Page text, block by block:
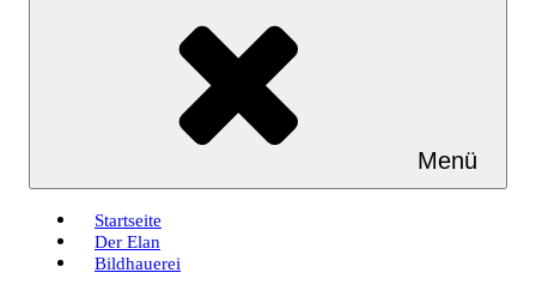
Menü
Startseite
Der Elan
Bildhauerei